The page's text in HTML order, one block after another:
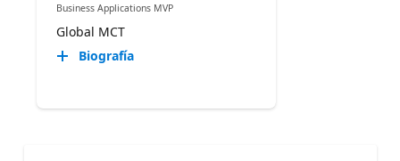
Business Applications MVP
Global MCT
Biografía